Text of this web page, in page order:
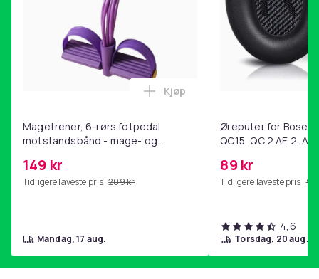
Magetrener, 6-rørs fotpedal
motstandsbånd - mage- og
hjemmegymnastikk Purple
149 kr
Tidligere laveste pris: 209 kr
Legg Magetrener, 6-rørs
Kjøp
mandag, 17 aug.
Øreputer for Bose
QC15, QC 2 AE 2, AE
89 kr
Tidligere laveste pris: 99
4,6
torsdag, 20 aug.